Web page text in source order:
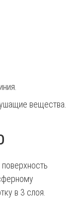
вещества.
в 3 слоя.